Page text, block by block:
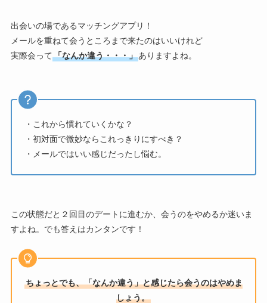
出会いの場であるマッチングアプリ！
メールを重ねて会うところまで来たのはいいけれど
実際会って「なんか違う・・・」ありますよね。
・これから慣れていくかな？
・初対面で微妙ならこれっきりにすべき？
・メールではいい感じだったし悩む。
この状態だと２回目のデートに進むか、会うのをやめるか迷いま
すよね。でも答えはカンタンです！
ちょっとでも、「なんか違う」と感じたら会うのはやめま
しょう。